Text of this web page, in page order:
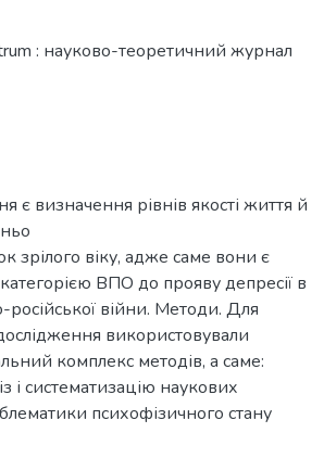
: науково-теоретичний журнал
є визначення рівнів якості життя й
зрілого віку, адже саме вони є
ВПО до прояву депресії в
російської війни. Методи. Для
використовували
комплекс методів, а саме:
і систематизацію наукових
психофізичного стану